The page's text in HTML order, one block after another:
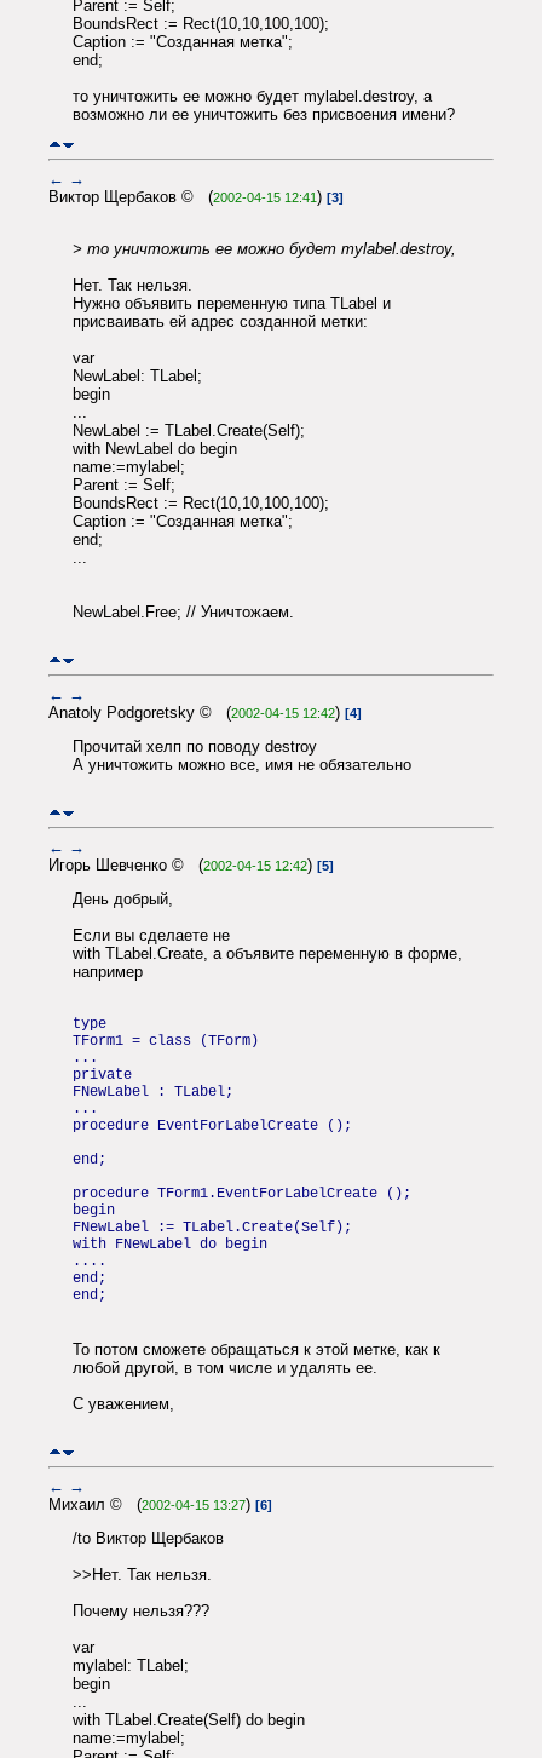
Parent := Self;
BoundsRect := Rect(10,10,100,100);
Caption := "Созданная метка";
end;
то уничтожить ее можно будет mylabel.destroy, а
возможно ли ее уничтожить без присвоения имени?
← →
Виктор Щербаков © (2002-04-15 12:41) [3]
> то уничтожить ее можно будет mylabel.destroy,
Нет. Так нельзя.
Нужно объявить переменную типа TLabel и
присваивать ей адрес созданной метки:
var
NewLabel: TLabel;
begin
...
NewLabel := TLabel.Create(Self);
with NewLabel do begin
name:=mylabel;
Parent := Self;
BoundsRect := Rect(10,10,100,100);
Caption := "Созданная метка";
end;
...
NewLabel.Free; // Уничтожаем.
← →
Anatoly Podgoretsky © (2002-04-15 12:42) [4]
Прочитай хелп по поводу destroy
А уничтожить можно все, имя не обязательно
← →
Игорь Шевченко © (2002-04-15 12:42) [5]
День добрый,
Если вы сделаете не
with TLabel.Create, а объявите переменную в форме,
например
type
TForm1 = class (TForm)
...
private
FNewLabel : TLabel;
...
procedure EventForLabelCreate ();
end;
procedure TForm1.EventForLabelCreate ();
begin
FNewLabel := TLabel.Create(Self);
with FNewLabel do begin
....
end;
end;
То потом сможете обращаться к этой метке, как к
любой другой, в том числе и удалять ее.
С уважением,
← →
Михаил © (2002-04-15 13:27) [6]
/to Виктор Щербаков
>>Нет. Так нельзя.
Почему нельзя???
var
mylabel: TLabel;
begin
with TLabel.Create(Self) do begin
name:=mylabel;